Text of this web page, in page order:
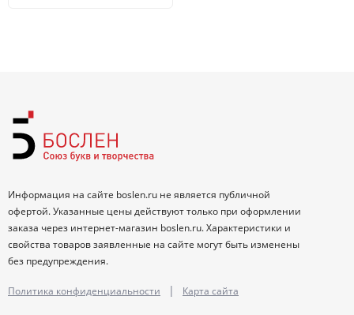
Информация на сайте boslen.ru не является публичной
офертой. Указанные цены действуют только при оформлении
заказа через интернет-магазин boslen.ru. Характеристики и
свойства товаров заявленные на сайте могут быть изменены
без предупреждения.
Политика конфиденциальности | Карта сайта